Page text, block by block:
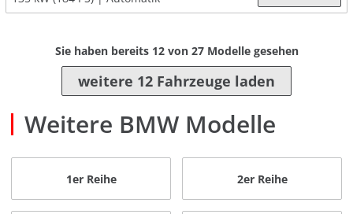
Sie haben bereits 12von 27Modelle gesehen
weitere 12 Fahrzeuge laden
Weitere BMW Modelle
1er Reihe 2er Reihe